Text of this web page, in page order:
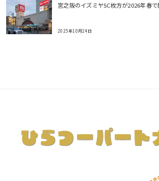
宮之阪のイズミヤSC枚方が2026年春
2025年10月24日